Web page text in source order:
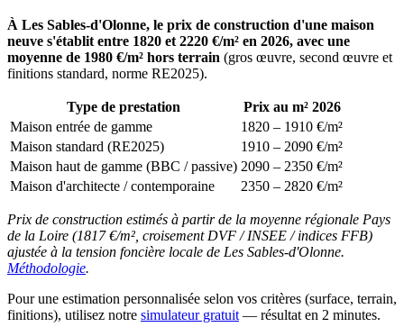
À Les Sables-d'Olonne, le prix de construction d'une maison
neuve s'établit entre 1820 et 2220 €/m² en 2026, avec une
moyenne de 1980 €/m² hors terrain (gros œuvre, second œuvre et
finitions standard, norme RE2025).
Type de prestation
Prix au m² 2026
Maison entrée de gamme
1820 – 1910 €/m²
Maison standard (RE2025)
1910 – 2090 €/m²
Maison haut de gamme (BBC / passive) 2090 – 2350 €/m²
Maison d'architecte / contemporaine
2350 – 2820 €/m²
Prix de construction estimés à partir de la moyenne régionale Pays
de la Loire (1817 €/m², croisement DVF / INSEE / indices FFB)
ajustée à la tension foncière locale de Les Sables-d'Olonne.
Méthodologie.
Pour une estimation personnalisée selon vos critères (surface, terrain,
finitions), utilisez notre simulateur gratuit— résultat en 2 minutes.